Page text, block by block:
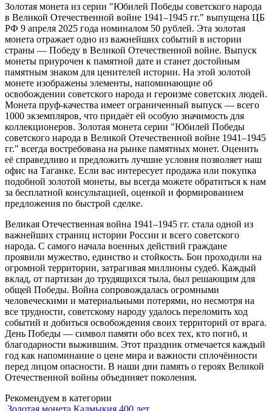
Золотая монета из серии "Юбилей Победы советского народа
в Великой Отечественной войне 1941–1945 гг." выпущена ЦБ
РФ 9 апреля 2025 года номиналом 50 рублей. Эта золотая
монета отражает одно из важнейших событий в истории
страны — Победу в Великой Отечественной войне. Выпуск
монеты приурочен к памятной дате и станет достойным
памятным знаком для ценителей истории. На этой золотой
монете изображены элементы, напоминающие об
освобождении советского народа и героизме советских людей.
Монета пруф-качества имеет ограниченный выпуск — всего
1000 экземпляров, что придаёт ей особую значимость для
коллекционеров. Золотая монета серии "Юбилей Победы
советского народа в Великой Отечественной войне 1941–1945
гг." всегда востребована на рынке памятных монет. Оценить
её справедливо и предложить лучшие условия позволяет наш
офис на Таганке. Если вас интересует продажа или покупка
подобной золотой монеты, вы всегда можете обратиться к нам
за бесплатной консультацией, оценкой и формированием
предложения по быстрой сделке.
Великая Отечественная война 1941–1945 гг. стала одной из
важнейших страниц истории России и всего советского
народа. С самого начала военных действий граждане
проявили мужество, единство и стойкость. Бои проходили на
огромной территории, затрагивая миллионы судеб. Каждый
вклад, от партизан до трудящихся тыла, был решающим для
общей Победы. Война сопровождалась огромными
человеческими и материальными потерями, но несмотря на
все трудности, советскому народу удалось переломить ход
событий и добиться освобождения своих территорий от врага.
День Победы — символ памяти обо всех тех, кто погиб, и
благодарности выжившим. Этот праздник отмечается каждый
год как напоминание о цене мира и важности сплочённости
перед лицом опасности. В наши дни память о героях Великой
Отечественной войны объединяет поколения.
Рекомендуем в категории
Золотая монета Калмыкия 400 лет